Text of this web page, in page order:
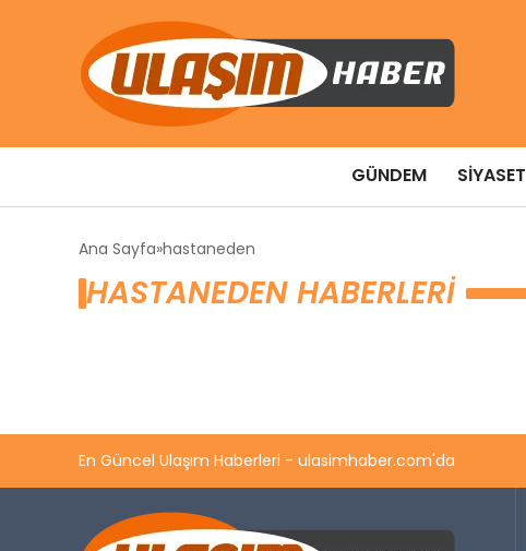
GÜNDEM SIYASET
Ana Sayfa hastaneden
HASTANEDEN HABERLERI
En Güncel Ulaşım Haberleri - ulasimhaber.com'da